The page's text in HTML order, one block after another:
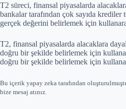
T2 süreci, finansal piyasalarda
bankalar tarafından çok sayıda
gerçek değerini belirlemek için
T2, finansal piyasalarda alacaklara
doğru bir şekilde belirlemek için
doğru bir şekilde belirlemek için
Bu içerik yapay zeka tarafından
bize mesaj atınız.